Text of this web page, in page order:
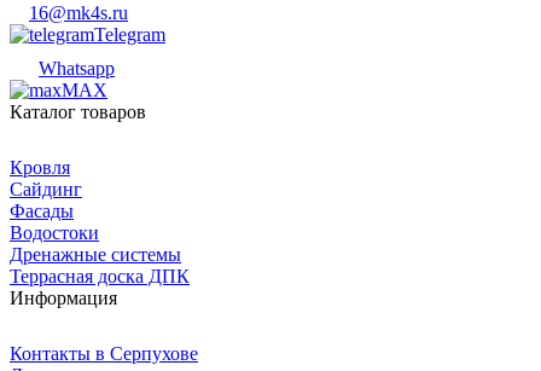
16@mk4s.ru
Telegram
Whatsapp
MAX
Каталог товаров
Кровля
Сайдинг
Фасады
Водостоки
Дренажные системы
Террасная доска ДПК
Информация
Контакты в Серпухове